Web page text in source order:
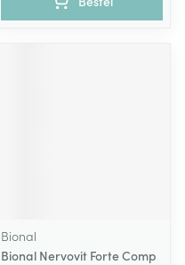
Bional
Bional Nervovit Forte Comp